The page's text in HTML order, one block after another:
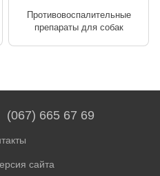
Противовоспалительные
препараты для собак
(067) 665 67 69
сайта